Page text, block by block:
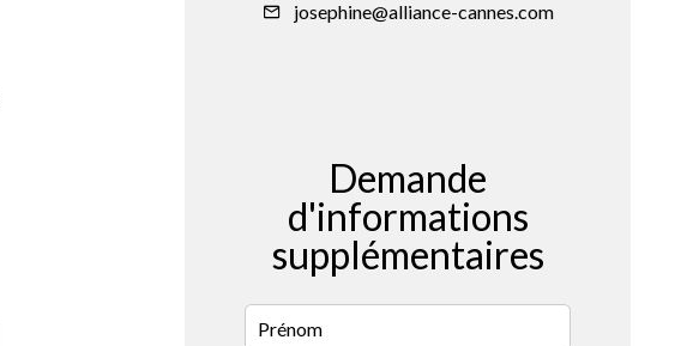
josephine@alliance-cannes.com
Demande
d'informations
supplémentaires